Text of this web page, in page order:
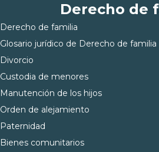
Derecho de
Derecho de familia
Glosario jurídico de Derecho de familia
Divorcio
Custodia de menores
Manutención de los hijos
Orden de alejamiento
Paternidad
Bienes comunitarios